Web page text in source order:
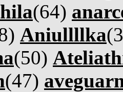
(64)
Aniullllka
(50)
(47)